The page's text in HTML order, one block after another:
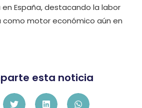
España, destacando la labor
motor económico aún en
esta noticia